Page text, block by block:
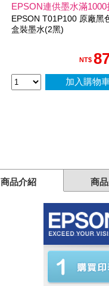
EPSON連供墨水滿1000
EPSON T01P100 原廠黑
盒裝墨水(2黑)
NT$
加入購物
商品介紹 商